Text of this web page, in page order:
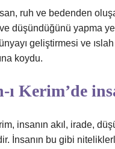
ruh ve bedenden
düşündüğünü yapma
geliştirmesi ve
koydu.
ı Kerim’de
insanın akıl, irade,
İnsanın bu gibi